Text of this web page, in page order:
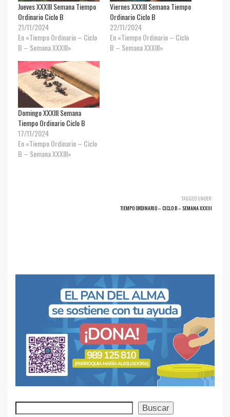
Jueves XXXIII Semana Tiempo
Ordinario Ciclo B
21/11/2024
En «Tiempo Ordinario – Ciclo
B – Semana XXXIII»
Viernes XXXIII Semana Tiempo
Ordinario Ciclo B
22/11/2024
En «Tiempo Ordinario – Ciclo
B – Semana XXXIII»
Domingo XXXIII Semana
Tiempo Ordinario Ciclo B
17/11/2024
En «Tiempo Ordinario – Ciclo
B – Semana XXXIII»
TAGGED UNDER:
TIEMPO ORDINARIO – CICLO B – SEMANA XXXIII
Buscar Buscar